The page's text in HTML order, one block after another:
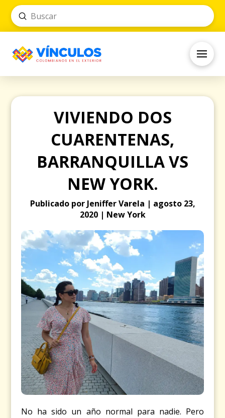
Search
Submit
VIVIENDO DOS
CUARENTENAS,
BARRANQUILLA VS
NEW YORK.
Publicado por Jeniffer Varela | agosto 23,
2020 | New York
No ha sido un año normal para nadie. Pero